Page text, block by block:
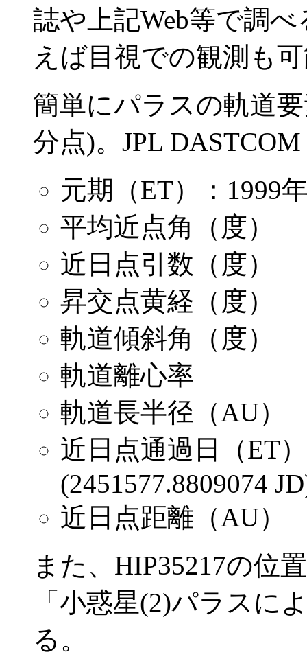
誌や上記Web等で調
えば目視での観測も
簡単にパラスの軌道
分点)。JPL
元期（ET）：1999
平均近点角（度）
近日点引数（度）
昇交点黄経（度）
軌道傾斜角（度）
軌道離心率 ：
軌道長半径（AU）
近日点通過日（ET
(2451577.8809074
近日点距離（AU）
また、HIP35217の位
「小惑星(2)パラスに
る。